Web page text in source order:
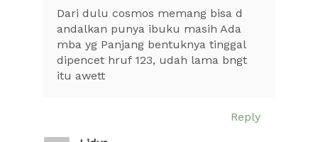
Dari dulu cosmos memang bisa d
andalkan punya ibuku masih Ada
mba yg Panjang bentuknya tinggal
dipencet hruf 123, udah lama bngt
itu awett
Reply